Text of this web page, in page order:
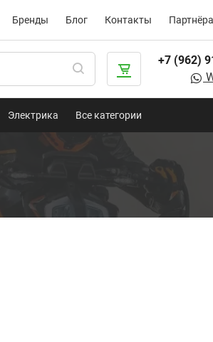
Бренды Блог Контакты
+7 (962)
Электрика Все категории